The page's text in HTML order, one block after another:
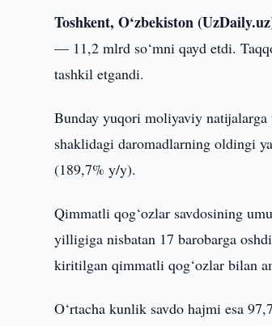
Toshkent, O‘zbekiston
— 11,2 mlrd so‘mni qayd etdi.
tashkil etgandi.
Bunday yuqori moliyaviy
shaklidagi daromadlarning oldingi
(189,7% y/y).
Qimmatli qog‘ozlar savdosining
yilligiga nisbatan 17 barobarga
kiritilgan qimmatli qog‘ozlar bilan
O‘rtacha kunlik savdo hajmi esa